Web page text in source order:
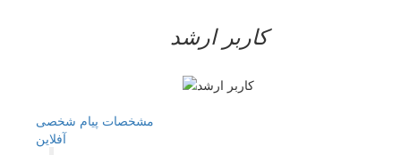
کاربر ارشد
مشخصات پیام شخصی
آفلاين